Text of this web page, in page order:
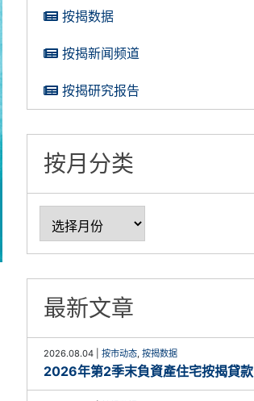
按揭数据
按揭新闻频道
按揭研究报告
按月分类
最新文章
2026.08.04 按市动态 按揭数据
2026年第2季末負資產住宅按揭貸款